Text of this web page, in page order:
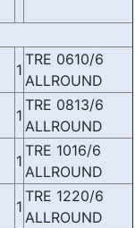
1
TRE 0610/6
ALLROUND
1
TRE 0813/6
ALLROUND
1
TRE 1016/6
ALLROUND
1
TRE 1220/6
ALLROUND